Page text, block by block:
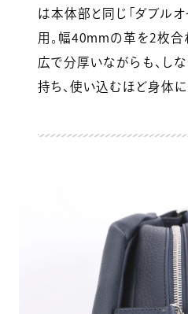
は本体部と同じ「ダブルオ
用。幅40mmの革を2枚合
広で分厚いながらも、し
持ち、使い込むほど身体に